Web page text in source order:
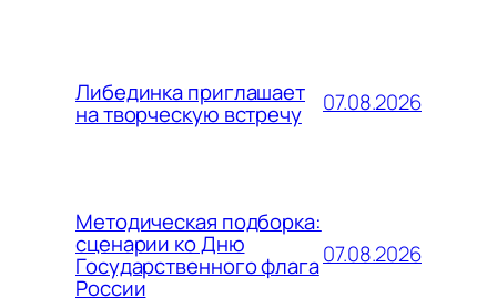
Либединка приглашает
на творческую встречу 07.08.2026
Методическая подборка:
сценарии ко Дню
Государственного флага
России
07.08.2026